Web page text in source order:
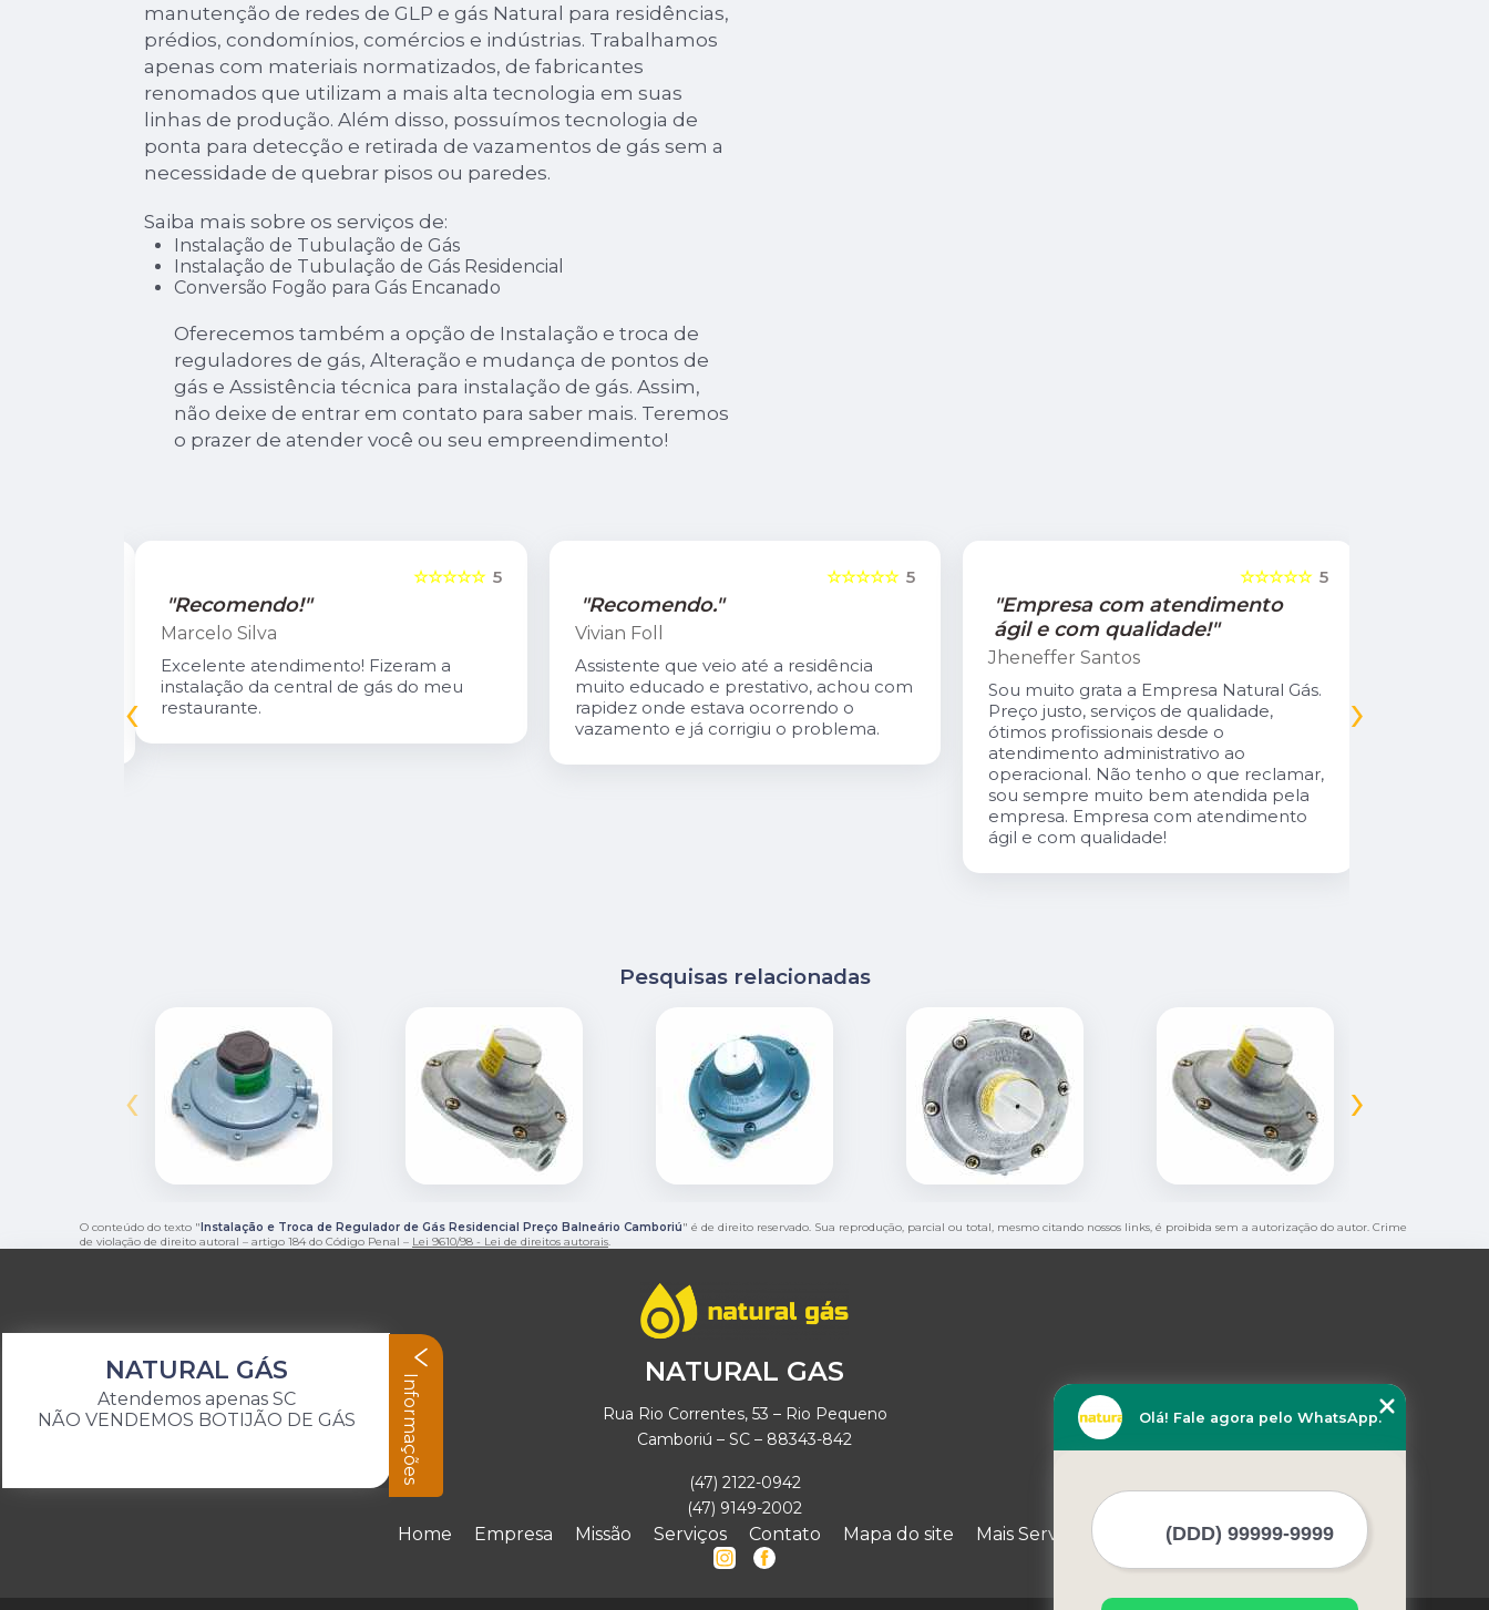
manutenção de redes de GLP e gás Natural para residências,
prédios, condomínios, comércios e indústrias. Trabalhamos
apenas com materiais normatizados, de fabricantes
renomados que utilizam a mais alta tecnologia em suas
linhas de produção. Além disso, possuímos tecnologia de
ponta para detecção e retirada de vazamentos de gás sem a
necessidade de quebrar pisos ou paredes.
Saiba mais sobre os serviços de:
Instalação de Tubulação de Gás
Instalação de Tubulação de Gás Residencial
Conversão Fogão para Gás Encanado
Oferecemos também a opção de Instalação e troca de
reguladores de gás, Alteração e mudança de pontos de
gás e Assistência técnica para instalação de gás. Assim,
não deixe de entrar em contato para saber mais. Teremos
o prazer de atender você ou seu empreendimento!
5
☆☆☆☆☆
"Recomendo!"
Marcelo Silva
Excelente atendimento! Fizeram a
instalação da central de gás do meu
restaurante.
5
☆☆☆☆☆
"Recomendo."
Vivian Foll
Assistente que veio até a residência
muito educado e prestativo, achou com
rapidez onde estava ocorrendo o
vazamento e já corrigiu o problema.
5
☆☆☆☆☆
"Empresa com atendimento
ágil e com qualidade!"
Jheneffer Santos
Sou muito grata a Empresa Natural Gás.
Preço justo, serviços de qualidade,
ótimos profissionais desde o
atendimento administrativo ao
operacional. Não tenho o que reclamar,
sou sempre muito bem atendida pela
empresa. Empresa com atendimento
ágil e com qualidade!
‹ ›
Pesquisas relacionadas
‹ ›
O conteúdo do texto " Instalação e Troca de Regulador de Gás Residencial Preço Balneário Camboriú" é de direito reservado. Sua reprodução, parcial ou total, mesmo citando nossos links, é proibida sem a autorização do autor. Crime
de violação de direito autoral – artigo 184 do Código Penal – Lei 9610/98 - Lei de direitos autorais.
NATURAL GAS
Rua Rio Correntes, 53 – Rio Pequeno
Camboriú – SC – 88343-842
(47) 2122-0942
(47) 9149-2002
Home Empresa Missão Serviços Contato Mapa do site Mais Serviços
Olá! Fale agora pelo WhatsApp.
NATURAL GÁS
Atendemos apenas SC
NÃO VENDEMOS BOTIJÃO DE GÁS
Informações